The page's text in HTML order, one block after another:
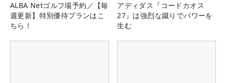
ALBA Netゴルフ場予約／【毎
週更新】特別優待プランはこ
ちら！
アディダス『コードカオス
27』は強烈な蹴りでパワーを
生む